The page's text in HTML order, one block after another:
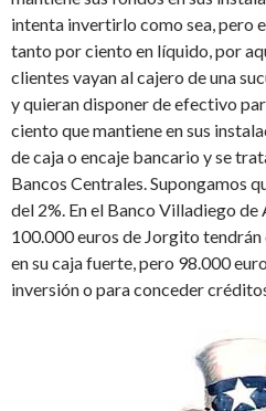
intenta invertirlo como sea, pero
tanto por ciento en líquido, por
clientes vayan al cajero de una
y quieran disponer de efectivo
ciento que mantiene en sus
de caja o encaje bancario y se
Bancos Centrales. Supongamos
del 2%. En el Banco Villadiego de
100.000 euros de Jorgito
en su caja fuerte, pero 98.000
inversión o para conceder